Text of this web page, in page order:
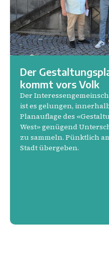
Der
kommt vors Volk
Der
ist es gelungen,
Planauflage des
West» genügend
zu sammeln. Pünktlich
Stadt übergeben.